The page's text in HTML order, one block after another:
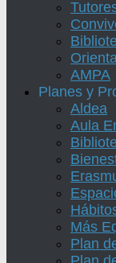
AMPA
Planes y
Aldea
Aula
Más
Plan